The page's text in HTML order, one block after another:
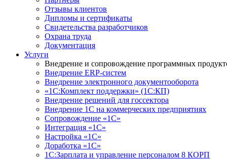
Отзывы клиентов
Дипломы и сертификаты
Свидетельства разработчиков
Охрана труда
Документация
Услуги
Внедрение и сопровождение программных
Внедрение ERP-систем
Внедрение электронного документооборота
«1С:Комплект поддержки» (1С:КП)
Внедрение решений для госсектора
Внедрение 1С на коммерческих предприятиях
Сопровождение «1С»
Интеграция «1С»
Настройка «1С»
Доработка «1С»
1С:Зарплата и управление персоналом 8 КОРП